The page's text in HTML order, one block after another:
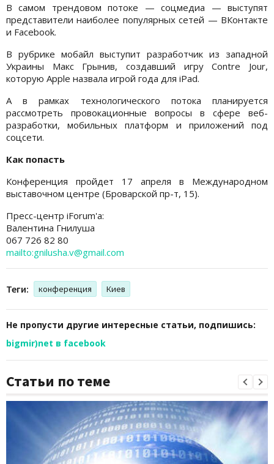
В самом трендовом потоке — соцмедиа — выступят
представители наиболее популярных сетей — ВКонтакте
и Facebook.
В рубрике мобайл выступит разработчик из западной
Украины Макс Грынив, создавший игру Contre Jour,
которую Apple назвала игрой года для iPad.
А в рамках технологического потока планируется
рассмотреть провокационные вопросы в сфере веб-
разработки, мобильных платформ и приложений под
соцсети.
Как попасть
Конференция пройдет 17 апреля в Международном
выставочном центре (Броварской пр-т, 15).
Пресс-центр iForum'a:
Валентина Гнилуша
067 726 82 80
mailto:gnilusha.v@gmail.com
Теги: конференция Киев
Не пропусти другие интересные статьи, подпишись:
bigmir)net в facebook
Статьи по теме